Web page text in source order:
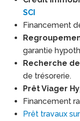
SCI
Financement
garantie
Recherche
de trésorerie.
Prêt Viager
Financement
Prêt travaux